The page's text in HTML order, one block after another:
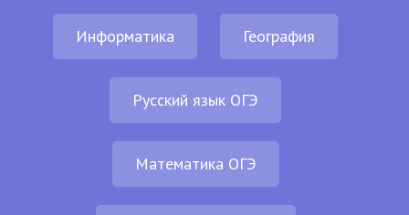
Информатика География
Русский язык ОГЭ
Математика ОГЭ